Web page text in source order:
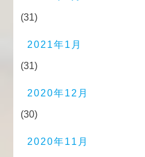
(31)
2021年1月
(31)
2020年12月
(30)
2020年11月